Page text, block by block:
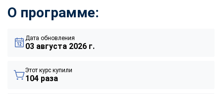
О программе:
Дата обновления
03 августа 2026 г.
Этот курс купили
104 раза